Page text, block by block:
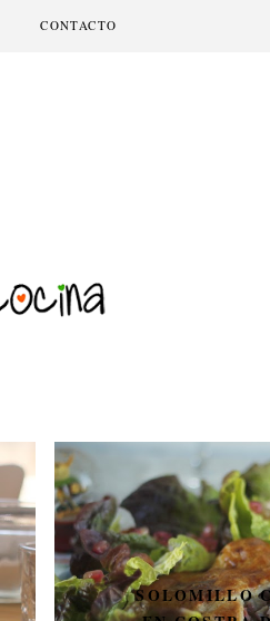
CONTACTO
PON
DECOTMX.